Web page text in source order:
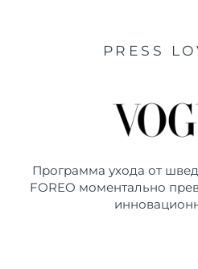
PRESS
Программа ухода от
FOREO моментально